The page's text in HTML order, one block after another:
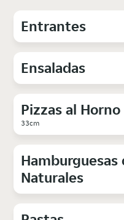
Entrantes
Ensaladas
Pizzas al
33cm
Hamburguesas
Naturales